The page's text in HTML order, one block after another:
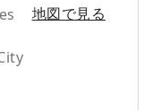
地図で見る